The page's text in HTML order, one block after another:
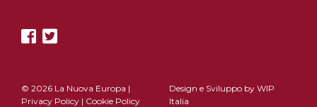
© 2026 La Nuova Europa |
Privacy Policy | Cookie Policy
Design e Sviluppo by WIP
Italia